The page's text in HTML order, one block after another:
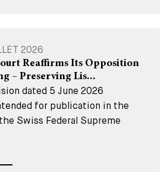
2026
Reaffirms Its Opposition
– Preserving Lis...
dated 5 June 2026
for publication in the
Swiss Federal Supreme